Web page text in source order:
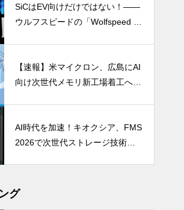
SiCはEV向けだけではない！――
ウルフスピードの「Wolfspeed G
【速報】米マイクロン、広島にAI
向け次世代メモリ新工場着工へ 1.
AI時代を加速！キオクシア、FMS
2026で次世代ストレージ技術を
グ